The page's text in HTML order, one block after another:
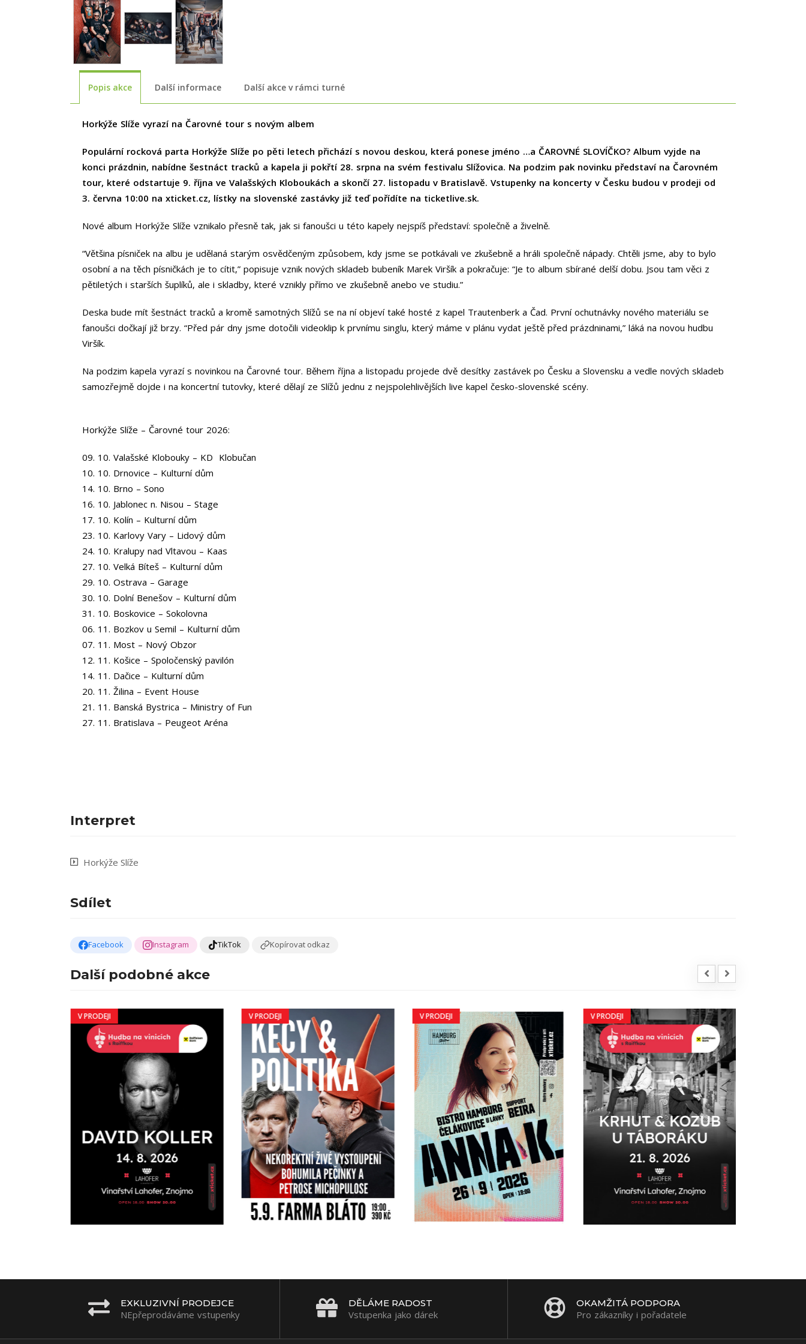
Popis akce Další informace Další akce v rámci turné
Horkýže Slíže vyrazí na Čarovné tour s novým albem
Populární rocková parta Horkýže Slíže po pěti letech přichází s novou deskou, která ponese jméno …a ČAROVNÉ SLOVÍČKO? Album vyjde na
konci prázdnin, nabídne šestnáct tracků a kapela ji pokřtí 28. srpna na svém festivalu Slížovica. Na podzim pak novinku představí na Čarovném
tour, které odstartuje 9. října ve Valašských Kloboukách a skončí 27. listopadu v Bratislavě. Vstupenky na koncerty v Česku budou v prodeji od
3. června 10:00 na xticket.cz, lístky na slovenské zastávky již teď pořídíte na ticketlive.sk.
Nové album Horkýže Slíže vznikalo přesně tak, jak si fanoušci u této kapely nejspíš představí: společně a živelně.
“Většina písniček na albu je udělaná starým osvědčeným způsobem, kdy jsme se potkávali ve zkušebně a hráli společně nápady. Chtěli jsme, aby to bylo
osobní a na těch písničkách je to cítit,” popisuje vznik nových skladeb bubeník Marek Viršík a pokračuje: “Je to album sbírané delší dobu. Jsou tam věci z
pětiletých i starších šuplíků, ale i skladby, které vznikly přímo ve zkušebně anebo ve studiu.”
Deska bude mít šestnáct tracků a kromě samotných Slížů se na ní objeví také hosté z kapel Trautenberk a Čad. První ochutnávky nového materiálu se
fanoušci dočkají již brzy. “Před pár dny jsme dotočili videoklip k prvnímu singlu, který máme v plánu vydat ještě před prázdninami,” láká na novou hudbu
Viršík.
Na podzim kapela vyrazí s novinkou na Čarovné tour. Během října a listopadu projede dvě desítky zastávek po Česku a Slovensku a vedle nových skladeb
samozřejmě dojde i na koncertní tutovky, které dělají ze Slížů jednu z nejspolehlivějších live kapel česko-slovenské scény.
Horkýže Slíže – Čarovné tour 2026:
09. 10. Valašské Klobouky – KD Klobučan
10. 10. Drnovice – Kulturní dům
14. 10. Brno – Sono
16. 10. Jablonec n. Nisou – Stage
17. 10. Kolín – Kulturní dům
23. 10. Karlovy Vary – Lidový dům
24. 10. Kralupy nad Vltavou – Kaas
27. 10. Velká Bíteš – Kulturní dům
29. 10. Ostrava – Garage
30. 10. Dolní Benešov – Kulturní dům
31. 10. Boskovice – Sokolovna
06. 11. Bozkov u Semil – Kulturní dům
07. 11. Most – Nový Obzor
12. 11. Košice – Spoločenský pavilón
14. 11. Dačice – Kulturní dům
20. 11. Žilina – Event House
21. 11. Banská Bystrica – Ministry of Fun
27. 11. Bratislava – Peugeot Aréna
Interpret
Horkýže Slíže
Sdílet
Facebook Instagram TikTok Kopírovat odkaz
Další podobné akce
V PRODEJI V PRODEJI V PRODEJI V PRODEJI
EXKLUZIVNÍ PRODEJCE
NEpřeprodáváme vstupenky
DĚLÁME RADOST
Vstupenka jako dárek
OKAMŽITÁ PODPORA
Pro zákazníky i pořadatele